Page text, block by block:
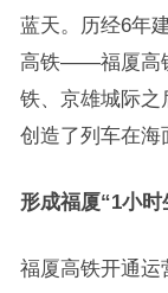
蓝天。历经6年
高铁——福厦高
铁、京雄城际之
创造了列车在海
形成福厦“1小时
福厦高铁开通运